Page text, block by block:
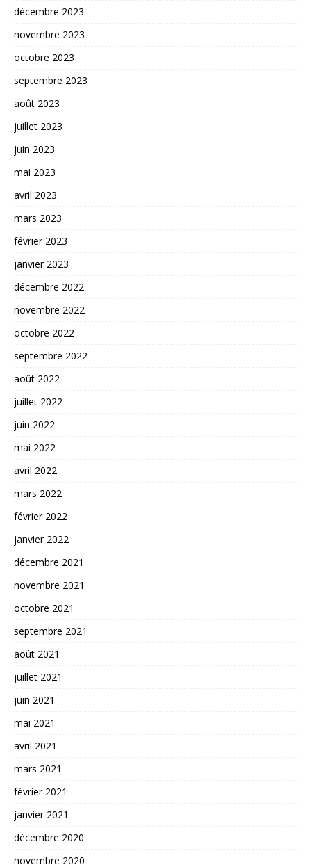
décembre 2023
novembre 2023
octobre 2023
septembre 2023
août 2023
juillet 2023
juin 2023
mai 2023
avril 2023
mars 2023
février 2023
janvier 2023
décembre 2022
novembre 2022
octobre 2022
septembre 2022
août 2022
juillet 2022
juin 2022
mai 2022
avril 2022
mars 2022
février 2022
janvier 2022
décembre 2021
novembre 2021
octobre 2021
septembre 2021
août 2021
juillet 2021
juin 2021
mai 2021
avril 2021
mars 2021
février 2021
janvier 2021
décembre 2020
novembre 2020